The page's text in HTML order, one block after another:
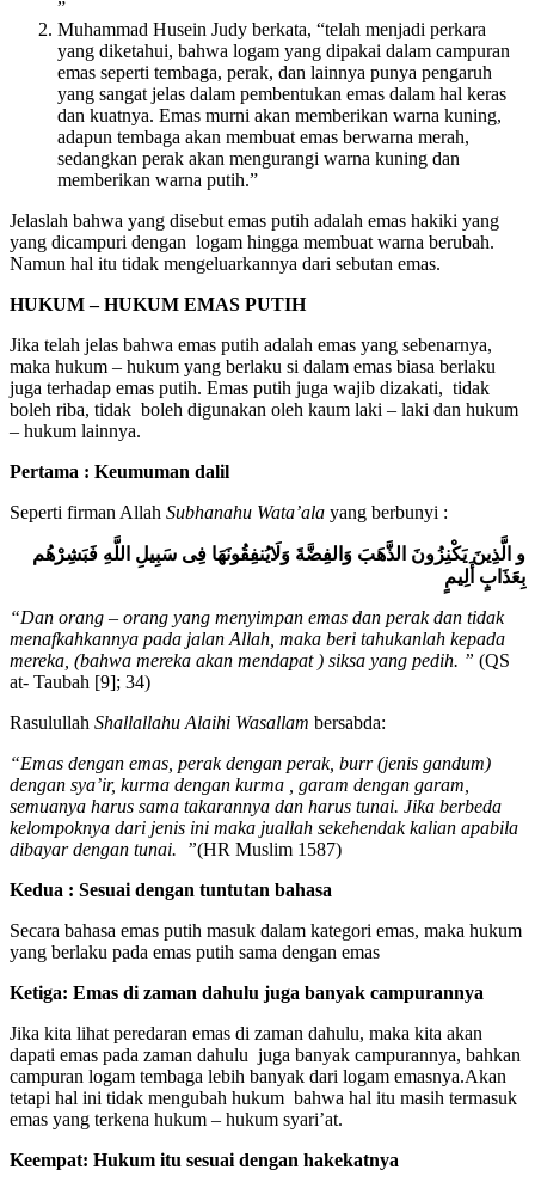
”
Muhammad Husein Judy berkata, “telah menjadi perkara
yang diketahui, bahwa logam yang dipakai dalam campuran
emas seperti tembaga, perak, dan lainnya punya pengaruh
yang sangat jelas dalam pembentukan emas dalam hal keras
dan kuatnya. Emas murni akan memberikan warna kuning,
adapun tembaga akan membuat emas berwarna merah,
sedangkan perak akan mengurangi warna kuning dan
memberikan warna putih.”
Jelaslah bahwa yang disebut emas putih adalah emas hakiki yang
yang dicampuri dengan logam hingga membuat warna berubah.
Namun hal itu tidak mengeluarkannya dari sebutan emas.
HUKUM – HUKUM EMAS PUTIH
Jika telah jelas bahwa emas putih adalah emas yang sebenarnya,
maka hukum – hukum yang berlaku si dalam emas biasa berlaku
juga terhadap emas putih. Emas putih juga wajib dizakati, tidak
boleh riba, tidak boleh digunakan oleh kaum laki – laki dan hukum
– hukum lainnya.
Pertama : Keumuman dalil
Seperti firman Allah Subhanahu Wata’ala yang berbunyi :
و الَّذِينَ يَكْنِزُونَ الذَّهَبَ وَالفِضَّةَ وَلَايُنفِقُونَهَا فِى سَبِيلِ اللَّهِ فَبَشِرْهُم
بِعَذَابٍ أَلِيمٍ
“Dan orang – orang yang menyimpan emas dan perak dan tidak
menafkahkannya pada jalan Allah, maka beri tahukanlah kepada
mereka, (bahwa mereka akan mendapat ) siksa yang pedih. ” (QS
at- Taubah [9]; 34)
Rasulullah Shallallahu Alaihi Wasallam bersabda:
“Emas dengan emas, perak dengan perak, burr (jenis gandum)
dengan sya’ir, kurma dengan kurma , garam dengan garam,
semuanya harus sama takarannya dan harus tunai. Jika berbeda
kelompoknya dari jenis ini maka juallah sekehendak kalian apabila
dibayar dengan tunai. ”(HR Muslim 1587)
Kedua : Sesuai dengan tuntutan bahasa
Secara bahasa emas putih masuk dalam kategori emas, maka hukum
yang berlaku pada emas putih sama dengan emas
Ketiga: Emas di zaman dahulu juga banyak campurannya
Jika kita lihat peredaran emas di zaman dahulu, maka kita akan
dapati emas pada zaman dahulu juga banyak campurannya, bahkan
campuran logam tembaga lebih banyak dari logam emasnya.Akan
tetapi hal ini tidak mengubah hukum bahwa hal itu masih termasuk
emas yang terkena hukum – hukum syari’at.
Keempat: Hukum itu sesuai dengan hakekatnya